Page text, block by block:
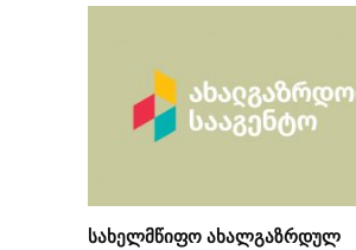
სახელმწიფო ახალგაზრდულ